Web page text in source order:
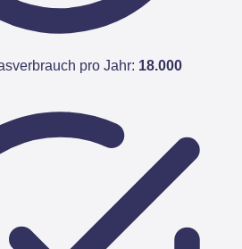
pro Jahr: 18.000